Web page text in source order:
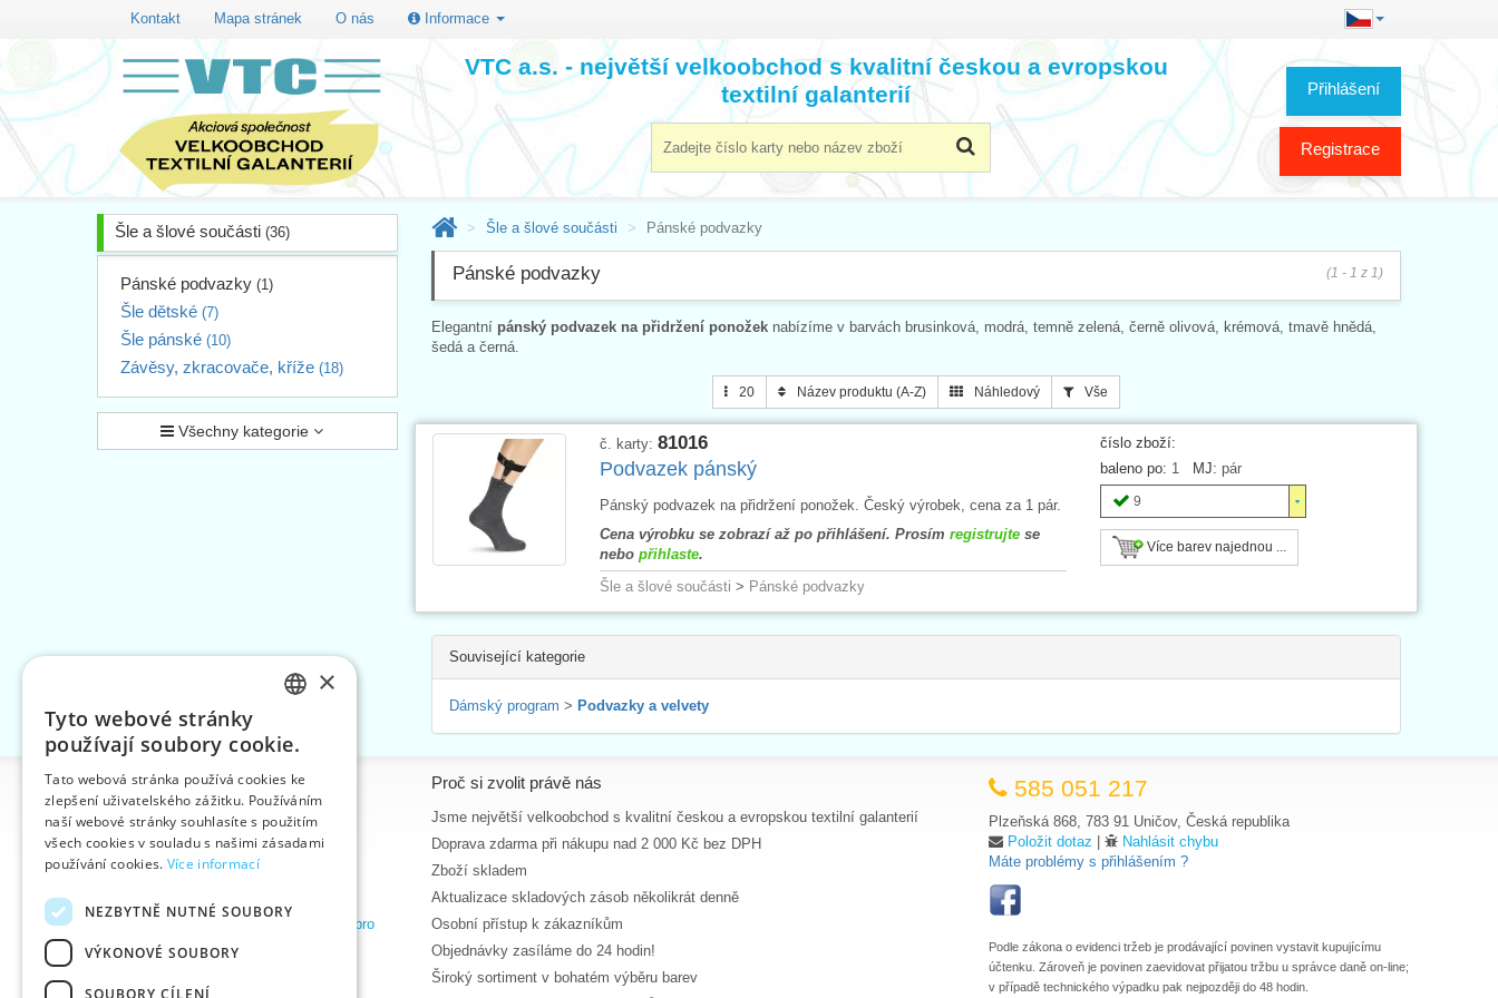
Kontakt Mapa stránek O nás Informace
Přihlášení
Registrace
VTC a.s. - největší velkoobchod s kvalitní českou a evropskou
textilní galanterií
Šle a šlové součásti (36)
Pánské podvazky (1)
Šle dětské (7)
Šle pánské (10)
Závěsy, zkracovače, kříže (18)
Všechny kategorie
Šle a šlové součásti Pánské podvazky
Pánské podvazky (1 - 1 z 1)
Elegantní pánský podvazek na přidržení ponožek nabízíme v barvách brusinková, modrá, temně zelená, černě olivová, krémová, tmavě hnědá,
šedá a černá.
20 Název produktu (A-Z) Náhledový Vše
číslo zboží:
baleno po: 1 MJ: pár
9
Více barev najednou ...
č. karty: 81016
Podvazek pánský
Pánský podvazek na přidržení ponožek. Český výrobek, cena za 1 pár.
Cena výrobku se zobrazí až po přihlášení. Prosím registrujtese
nebo přihlaste.
Šle a šlové součásti > Pánské podvazky
Související kategorie
Dámský program > Podvazky a velvety
Informace
Úvodní strana
Kontakt
Mapa stránek
Obchodní podmínky e-shopu VTC, a.s. pro
zákazníky z České republiky
Proč si zvolit právě nás
Jsme největší velkoobchod s kvalitní českou a evropskou textilní galanterií
Doprava zdarma při nákupu nad 2 000 Kč bez DPH
Zboží skladem
Aktualizace skladových zásob několikrát denně
Osobní přístup k zákazníkům
Objednávky zasíláme do 24 hodin!
Široký sortiment v bohatém výběru barev
585 051 217
Plzeňská 868, 783 91 Uničov, Česká republika
Položit dotaz |
Nahlásit chybu
Máte problémy s přihlášením ?
Podle zákona o evidenci tržeb je prodávající povinen vystavit kupujícímu
účtenku. Zároveň je povinen zaevidovat přijatou tržbu u správce daně on-line;
v případě technického výpadku pak nejpozději do 48 hodin.
ENGLISH
GERMAN
×
Tyto webové stránky
používají soubory cookie.
Tato webová stránka používá cookies ke
zlepšení uživatelského zážitku. Používáním
naší webové stránky souhlasíte s použitím
všech cookies v souladu s našimi zásadami
používání cookies. Více informací
NEZBYTNĚ NUTNÉ SOUBORY
VÝKONOVÉ SOUBORY
SOUBORY CÍLENÍ